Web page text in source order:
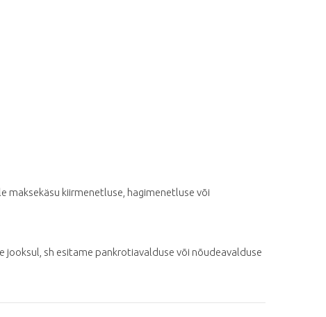
kiirmenetluse, hagimenetluse või
sh esitame pankrotiavalduse või nõudeavalduse